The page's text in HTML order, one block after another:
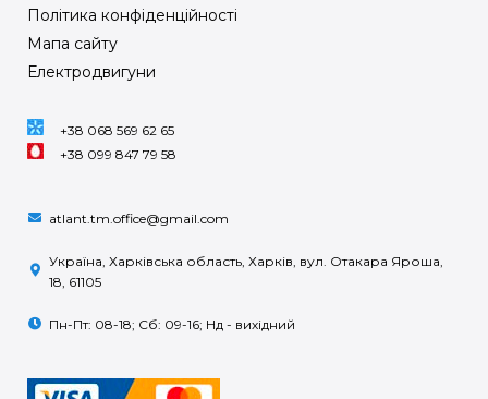
Політика конфіденційності
Мапа сайту
Електродвигуни
+38 068 569 62 65
+38 099 847 79 58
atlant.tm.office@gmail.com
Україна, Харківська область, Харків, вул. Отакара Яроша,
18, 61105
Пн-Пт: 08-18; Сб: 09-16; Нд - вихідний